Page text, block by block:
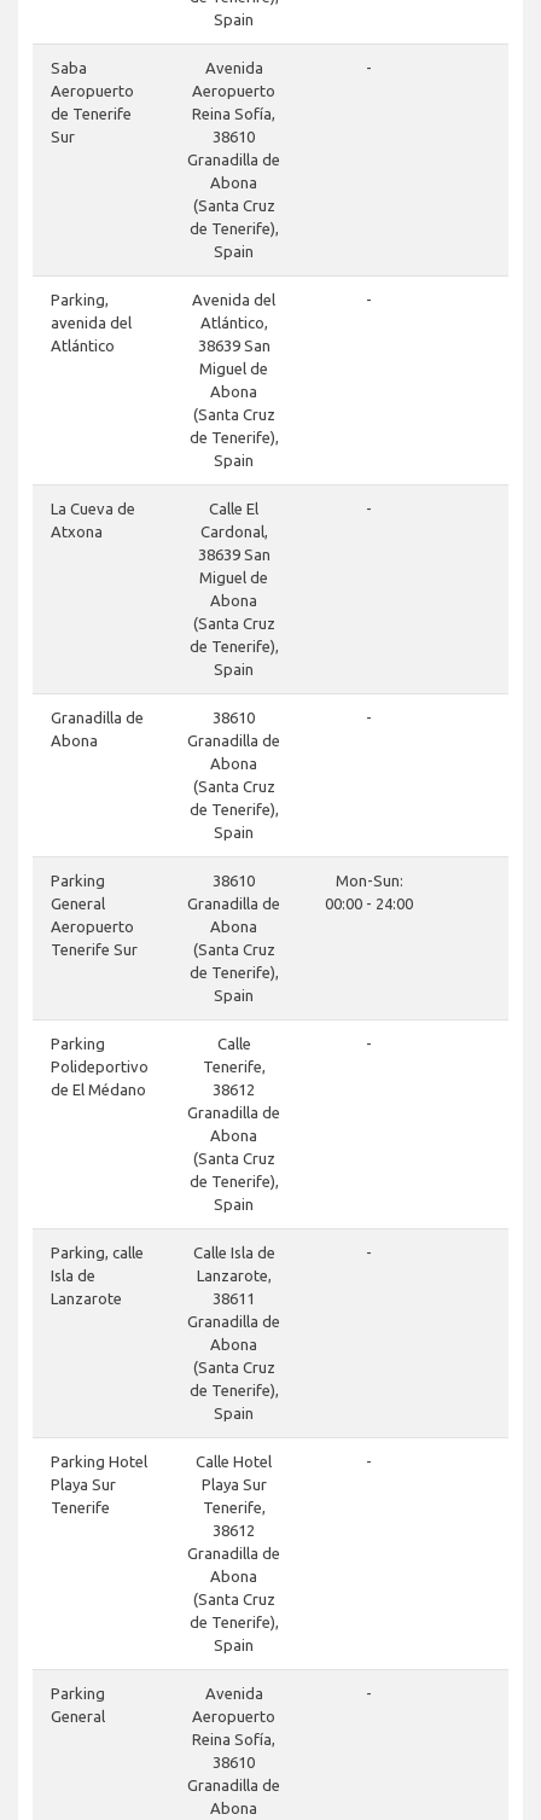
Spain
Saba
Aeropuerto
de Tenerife
Sur
Avenida
Aeropuerto
Reina Sofía,
38610
Granadilla de
Abona
(Santa Cruz
de Tenerife),
Spain
-
Parking,
avenida del
Atlántico
Avenida del
Atlántico,
38639 San
Miguel de
Abona
(Santa Cruz
de Tenerife),
Spain
-
La Cueva de
Atxona
Calle El
Cardonal,
38639 San
Miguel de
Abona
(Santa Cruz
de Tenerife),
Spain
-
Granadilla de
Abona
38610
Granadilla de
Abona
(Santa Cruz
de Tenerife),
Spain
-
Parking
General
Aeropuerto
Tenerife Sur
38610
Granadilla de
Abona
(Santa Cruz
de Tenerife),
Spain
Mon-Sun:
00:00 - 24:00
Parking
Polideportivo
de El Médano
Calle
Tenerife,
38612
Granadilla de
Abona
(Santa Cruz
de Tenerife),
Spain
-
Parking, calle
Isla de
Lanzarote
Calle Isla de
Lanzarote,
38611
Granadilla de
Abona
(Santa Cruz
de Tenerife),
Spain
-
Parking Hotel
Playa Sur
Tenerife
Calle Hotel
Playa Sur
Tenerife,
38612
Granadilla de
Abona
(Santa Cruz
de Tenerife),
Spain
-
Parking
General
Avenida
Aeropuerto
Reina Sofía,
38610
Granadilla de
Abona
-